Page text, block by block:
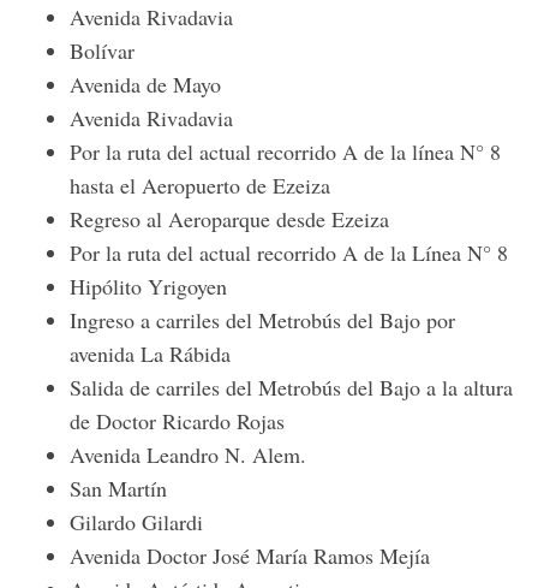
Avenida Rivadavia
Bolívar
Avenida de Mayo
Avenida Rivadavia
Por la ruta del actual recorrido A de la línea N° 8
hasta el Aeropuerto de Ezeiza
Regreso al Aeroparque desde Ezeiza
Por la ruta del actual recorrido A de la Línea N° 8
Hipólito Yrigoyen
Ingreso a carriles del Metrobús del Bajo por
avenida La Rábida
Salida de carriles del Metrobús del Bajo a la altura
de Doctor Ricardo Rojas
Avenida Leandro N. Alem.
San Martín
Gilardo Gilardi
Avenida Doctor José María Ramos Mejía